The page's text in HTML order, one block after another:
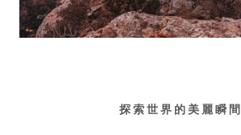
探索世界的美麗瞬間